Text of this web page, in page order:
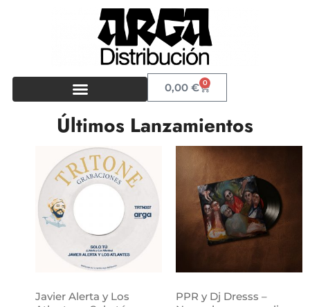
0,00€ 0
Últimos Lanzamientos
Javier Alerta y Los
PPR y Dj Dresss –